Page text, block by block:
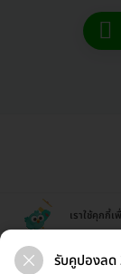
เราใช้คุกกี้
รับคูปองลด